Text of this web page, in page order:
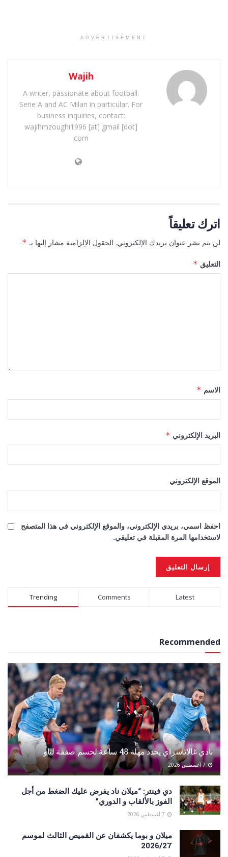
ADVERTISEMENT
Wajih
A writer, passionate about football:
Serie A and AC Milan in particular. For
business inquiries, contact:
wajihmzoughi1996 [at] gmail [dot]
com
اترك تعليقاً
لن يتم نشر عنوان بريدك الإلكتروني. الحقول الإلزامية مشار إليها بـ *
التعليق *
الاسم *
البريد الإلكتروني *
الموقع الإلكتروني
احفظ اسمي، بريدي الإلكتروني، والموقع الإلكتروني في هذا المتصفح
لاستخدامها المرة المقبلة في تعليقي.
Trending Comments Latest
Recommended
نادي غالاتاسراي يحدد مهلة 48 ساعة لحسم صفقة لياو
7 أغسطس 2026
دي فينتر: “ميلان ناد يفرض عليك الضغط من أجل
الفوز بالألقاب و الدوري”
ميلان و بوما يكشفان عن القميص الثالث لموسم
2026/27